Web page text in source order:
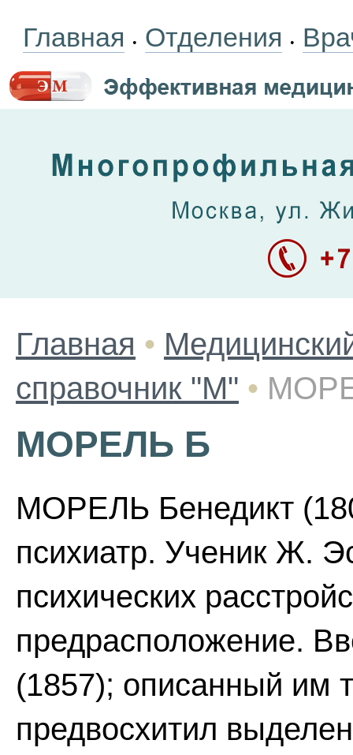
Главная • Отделения •
Главная •
справочник "М" •
МОРЕЛЬ Б
МОРЕЛЬ Бенедикт
психиатр. Ученик Ж.
психических
предрасположение.
(1857); описанный им
предвосхитил